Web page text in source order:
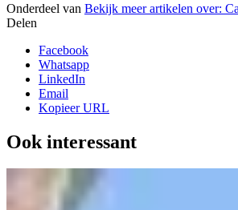
Onderdeel van Bekijk meer artikelen over:
Delen
Facebook
Whatsapp
LinkedIn
Email
Kopieer URL
Ook interessant